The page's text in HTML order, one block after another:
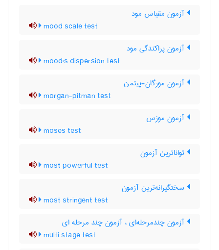
آزمون مقیاس مود
mood scale test
آزمون پراکندگی مود
mood's dispersion test
آزمون مورگان-پیتمن
morgan-pitman test
آزمون موزس
moses test
تواناترین آزمون
most powerful test
سختگیرانه‌ترین آزمون
most stringent test
آزمون چندمرحله‌ای ، آزمون چند مرحله ای
multi stage test